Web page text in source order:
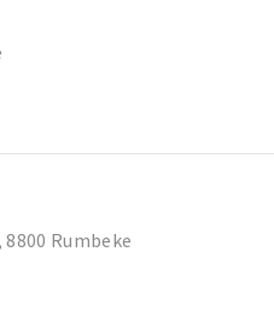
Rumbeke